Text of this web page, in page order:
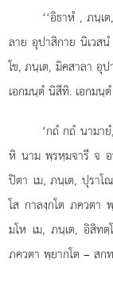
‘‘อิธาหํ , ภนฺเ
ลาย อุปาสิกาย นิเวส
โข, ภนฺเต, มิคสาลา อุ
เอกมนฺตํ นิสีทิ. เอกมนฺ
‘กถํ กถํ นามา
หิ นาม พฺรหฺมจารี จ
ปิตา เม, ภนฺเต, ปุราโ
โส กาลงฺกโต ภควตา
มโห เม, ภนฺเต, อิสิท
ภควตา พฺยากโต – สก